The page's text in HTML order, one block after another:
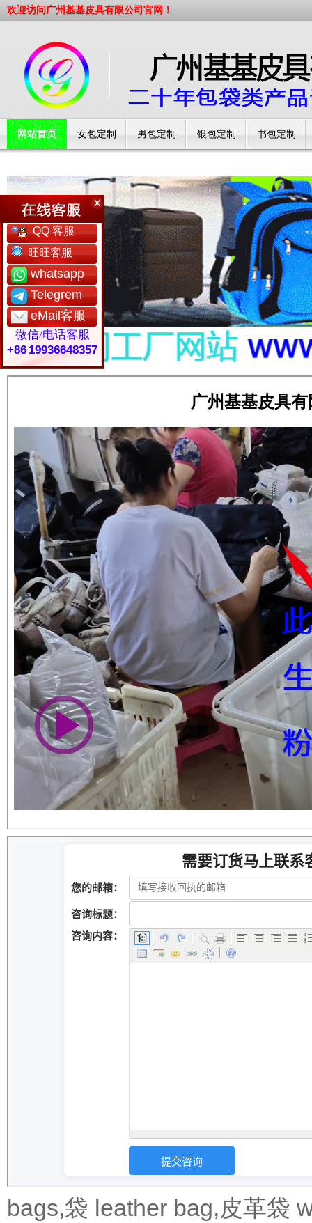
欢迎访问广州基基皮具有限公司官网！
网站首页 女包定制 男包定制 银包定制 书包定制
bags,袋 leather bag,皮革袋
QQ 客服
旺旺客服
whatsapp
Telegrem
eMail客服
微信/电话客服
+86 19936648357